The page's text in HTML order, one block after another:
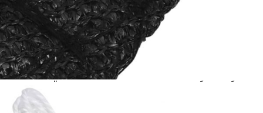
Предоставената таблица е с информационна цел.
Добавете продукта в количката си с бутона "Добави в
количката" и при поръчка ще можете да изберете броя
вноски на кредита.
Предоставената таблица е с информационна цел.
Добавете продукта в количката си с бутона "Добави в
количката" и при поръчка ще можете да изберете броя
вноски на кредита.